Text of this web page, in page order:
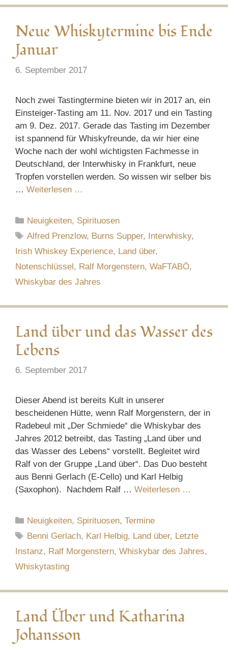
Neue Whiskytermine bis Ende
Januar
6. September 2017
Noch zwei Tastingtermine bieten wir in 2017 an, ein
Einsteiger-Tasting am 11. Nov. 2017 und ein Tasting
am 9. Dez. 2017. Gerade das Tasting im Dezember
ist spannend für Whiskyfreunde, da wir hier eine
Woche nach der wohl wichtigsten Fachmesse in
Deutschland, der Interwhisky in Frankfurt, neue
Tropfen vorstellen werden. So wissen wir selber bis
… Weiterlesen …
Kategorien
Neuigkeiten, Spirituosen
Schlagwörter
Alfred Prenzlow, Burns Supper, Interwhisky,
Irish Whiskey Experience, Land über,
Notenschlüssel, Ralf Morgenstern, WaFTABÖ,
Whiskybar des Jahres
Land über und das Wasser des
Lebens
6. September 2017
Dieser Abend ist bereits Kult in unserer
bescheidenen Hütte, wenn Ralf Morgenstern, der in
Radebeul mit „Der Schmiede“ die Whiskybar des
Jahres 2012 betreibt, das Tasting „Land über und
das Wasser des Lebens“ vorstellt. Begleitet wird
Ralf von der Gruppe „Land über“. Das Duo besteht
aus Benni Gerlach (E-Cello) und Karl Helbig
(Saxophon). Nachdem Ralf … Weiterlesen …
Kategorien
Neuigkeiten, Spirituosen,Termine
Schlagwörter
Benni Gerlach, Karl Helbig, Land über, Letzte
Instanz, Ralf Morgenstern, Whiskybar des Jahres,
Whiskytasting
Land Über und Katharina
Johansson